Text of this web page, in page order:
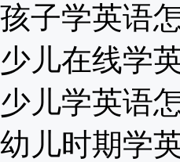
孩子学英语
少儿在线学
少儿学英语
幼儿时期学